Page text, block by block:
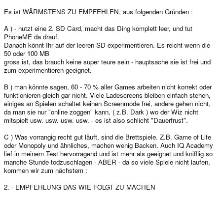
Es ist WÄRMSTENS ZU EMPFEHLEN, aus folgenden Gründen :
A ) - nutzt eine 2. SD Card, macht das Ding komplett leer, und tut
PhoneME da drauf.
Danach könnt Ihr auf der leeren SD experimentieren. Es reicht wenn die
50 oder 100 MB
gross ist, das brauch keine super teure sein - hauptsache sie ist frei und
zum experimentieren geeignet.
B ) man könnte sagen, 60 - 70 % aller Games arbeiten nicht korrekt oder
funktionieren gleich gar nicht. Viele Ladescreens bleiben einfach stehen,
einiges an Spielen schaltet keinen Screenmode frei, andere gehen nicht,
da man sie nur "online zoggen" kann, ( z.B. Dark ) wo der Wiz nicht
mitspielt usw. usw. usw. usw. - es ist also schlicht "Dauerfrust".
C ) Was vorrangig recht gut läuft, sind die Brettspiele. Z.B. Game of Life
oder Monopoly und ähnliches, machen wenig Backen. Auch IQ Academy
lief in meinem Test hervorragend und ist mehr als geeignet und knifflig so
manche Stunde todzuschlagen - ABER - da so viele Spiele nicht laufen,
kommen wir zum nächstem :
2. - EMPFEHLUNG DAS WIE FOLGT ZU MACHEN